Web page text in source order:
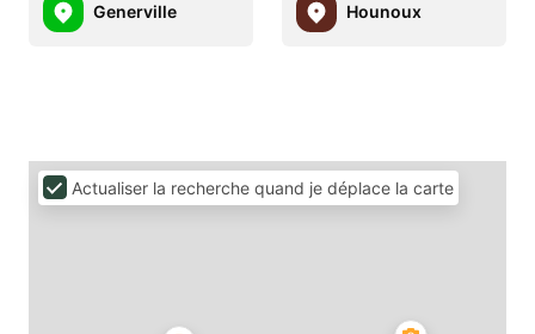
Generville Hounoux
Actualiser la recherche quand je déplace la carte